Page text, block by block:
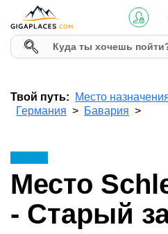
Твой путь: Место
Германия
Бавария
Место
- Старый